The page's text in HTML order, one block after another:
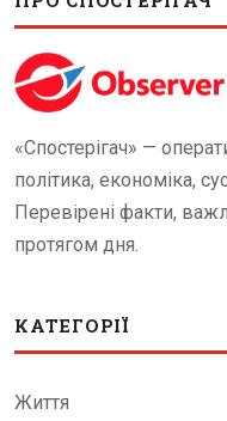
«Спостерігач» —
політика, економіка,
Перевірені факти,
протягом дня.
КАТЕГОРІЇ
Життя